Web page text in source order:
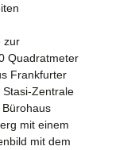
zur
Quadratmeter
Frankfurter
Zentrale
mit einem
mit dem